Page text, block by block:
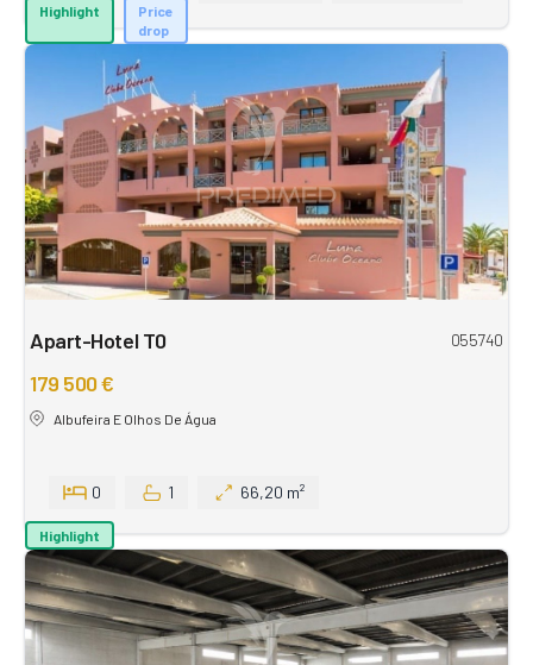
Highlight
Price
drop
Apart-Hotel T0 055740
179 500 €
Albufeira E Olhos De Água
0 1 66,20 m²
Highlight